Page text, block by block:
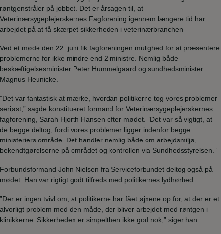
røntgenstråler på jobbet. Det er årsagen til, at
Veterinærsygeplejerskernes Fagforening igennem længere tid har
arbejdet på at få skærpet sikkerheden i veterinærbranchen.
Ved et møde den 22. juni fik fagforeningen mulighed for at præsentere
problemerne for ikke mindre end 2 ministre. Nemlig både
beskæftigelsesminister Peter Hummelgaard og sundhedsminister
Magnus Heunicke.
”Det var fantastisk at mærke, hvordan politikerne tog vores problemer
seriøst,” sagde konstitueret formand for Veterinærsygeplejerskernes
fagforening, Sarah Hjorth Hansen efter mødet. ”Det var så vigtigt, at
de begge deltog, fordi vores problemer ligger indenfor begge
ministeriers område. Det handler nemlig både om arbejdsmiljø,
bekendtgørelserne på området og kontrollen via Sundhedsstyrelsen.”
Forbundsformand John Nielsen fra Serviceforbundet deltog også på
mødet. Han var rigtigt godt tilfreds med politikernes lydhørhed.
”Der er ingen tvivl om, at politikerne har fået øjnene op for, at der er et
alvorligt problem med den måde, der bliver arbejdet med røntgen i
klinikkerne. Sikkerheden er simpelthen ikke god nok,” siger han.